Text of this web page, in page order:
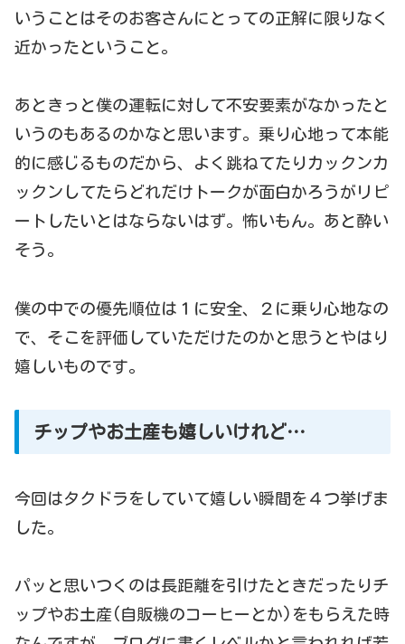
いうことはそのお客さんにとっての正解に限りなく
近かったということ。
あときっと僕の運転に対して不安要素がなかったと
いうのもあるのかなと思います。乗り心地って本能
的に感じるものだから、よく跳ねてたりカックンカ
ックンしてたらどれだけトークが面白かろうがリピ
ートしたいとはならないはず。怖いもん。あと酔い
そう。
僕の中での優先順位は１に安全、２に乗り心地なの
で、そこを評価していただけたのかと思うとやはり
嬉しいものです。
チップやお土産も嬉しいけれど…
今回はタクドラをしていて嬉しい瞬間を４つ挙げま
した。
パッと思いつくのは長距離を引けたときだったりチ
ップやお土産(自販機のコーヒーとか)をもらえた時